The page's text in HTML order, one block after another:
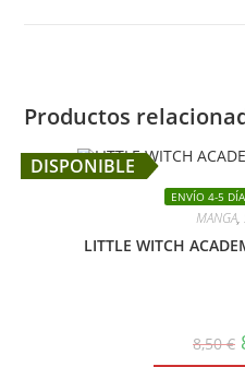
Productos
DISPONIBLE
ENVÍO 4-5
MANGA,
LITTLE WITCH
8,50€